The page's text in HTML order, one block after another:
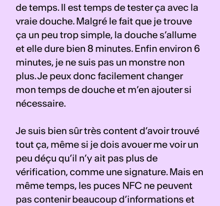
de temps. Il est temps de tester ça avec la
vraie douche. Malgré le fait que je trouve
ça un peu trop simple, la douche s’allume
et elle dure bien 8 minutes. Enfin environ 6
minutes, je ne suis pas un monstre non
plus. Je peux donc facilement changer
mon temps de douche et m’en ajouter si
nécessaire.
Je suis bien sûr très content d’avoir trouvé
tout ça, même si je dois avouer me voir un
peu déçu qu’il n’y ait pas plus de
vérification, comme une signature. Mais en
même temps, les puces NFC ne peuvent
pas contenir beaucoup d’informations et